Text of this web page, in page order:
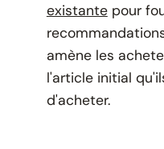
existantepour
amène les
l'article initial
d'acheter.